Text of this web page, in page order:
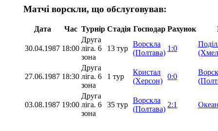
Матчі ворскли, що обслуговував:
Дата Час Турнір Стадія Господар Рахунок
30.04.1987 18:00
Друга
ліга. 6
зона
13 тур
Ворскла
(Полтава)
1:0
27.06.1987 18:30
Друга
ліга. 6
зона
1 тур
Кристал
(Херсон)
0:0
03.08.1987 19:00
Друга
ліга. 6
зона
35 тур
Ворскла
(Полтава)
2:1